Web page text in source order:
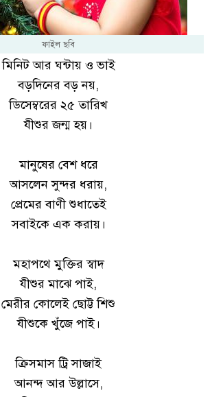
ফাইল ছবি
মিনিট আর ঘন্টায় ও ভাই
বড়দিনের বড় নয়,
ডিসেম্বরের ২৫ তারিখ
যীশুর জন্ম হয়।
মানুষের বেশ ধরে
আসলেন সুন্দর ধরায়,
প্রেমের বাণী শুধাতেই
সবাইকে এক করায়।
মহাপথে মুক্তির স্বাদ
যীশুর মাঝে পাই,
মেরীর কোলেই ছোট্ট শিশু
যীশুকে খুঁজে পাই।
ক্রিসমাস ট্রি সাজাই
আনন্দ আর উল্লাসে,